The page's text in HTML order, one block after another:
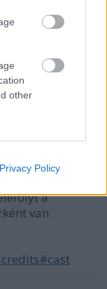
other
Privacy Policy
Timur
a
van